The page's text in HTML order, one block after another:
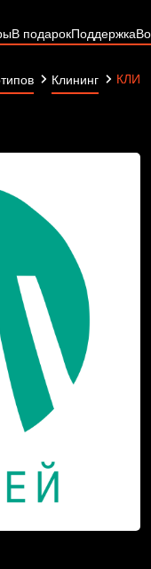
В подарокПоддержка
Клининг